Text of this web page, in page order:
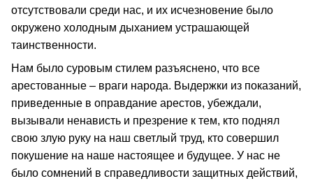
отсутствовали среди нас, и их исчезновение было
окружено холодным дыханием устрашающей
таинственности.
Нам было суровым стилем разъяснено, что все
арестованные – враги народа. Выдержки из показаний,
приведенные в оправдание арестов, убеждали,
вызывали ненависть и презрение к тем, кто поднял
свою злую руку на наш светлый труд, кто совершил
покушение на наше настоящее и будущее. У нас не
было сомнений в справедливости защитных действий,